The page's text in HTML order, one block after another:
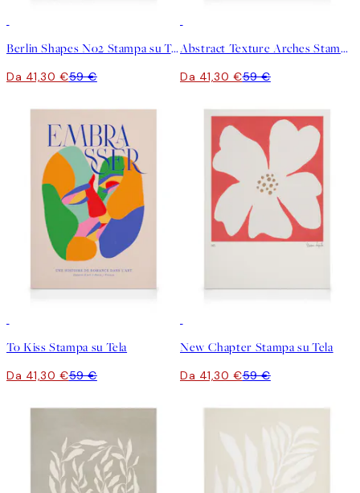
Berlin Shapes No2 Stampa su Tela
Da 41,30 €59 €
Abstract Texture Arches Stampa su Tela
Da 41,30 €59 €
To Kiss Stampa su Tela
Da 41,30 €59 €
New Chapter Stampa su Tela
Da 41,30 €59 €